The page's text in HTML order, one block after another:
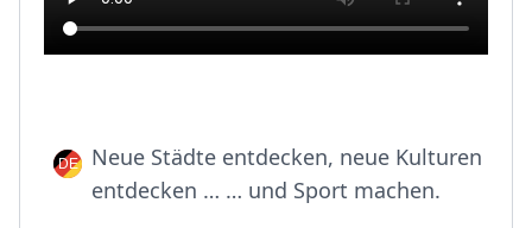
Neue Städte entdecken, neue Kulturen
entdecken … … und Sport machen.